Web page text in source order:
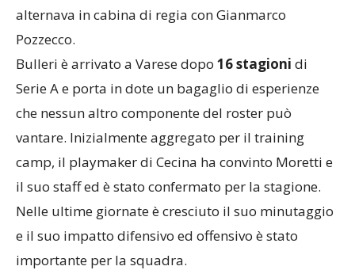
alternava in cabina di regia con Gianmarco
Pozzecco.
Bulleri è arrivato a Varese dopo 16 stagioni di
Serie A e porta in dote un bagaglio di esperienze
che nessun altro componente del roster può
vantare. Inizialmente aggregato per il training
camp, il playmaker di Cecina ha convinto Moretti e
il suo staff ed è stato confermato per la stagione.
Nelle ultime giornate è cresciuto il suo minutaggio
e il suo impatto difensivo ed offensivo è stato
importante per la squadra.